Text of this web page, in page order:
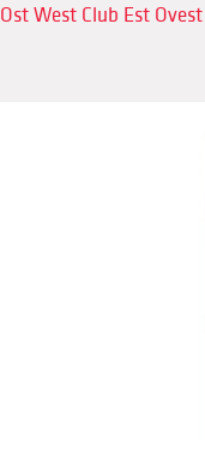
Ost West Club Est Ovest